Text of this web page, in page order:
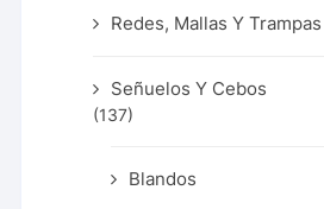
Redes, Mallas Y Trampas
Señuelos Y Cebos
(137)
Blandos